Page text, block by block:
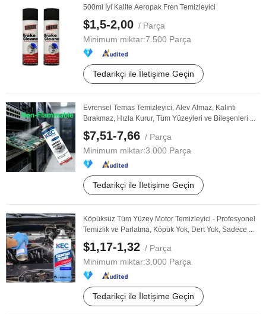
500ml İyi Kalite Aeropak Fren Temizleyici
$1,5-2,00 / Parça
Minimum miktar:7.500 Parça
Tedarikçi ile İletişime Geçin
Evrensel Temas Temizleyici, Alev Almaz, Kalıntı
Bırakmaz, Hızla Kurur, Tüm Yüzeyleri ve Bileşenleri ...
$7,51-7,66 / Parça
Minimum miktar:3.000 Parça
Tedarikçi ile İletişime Geçin
Köpüksüz Tüm Yüzey Motor Temizleyici - Profesyonel
Temizlik ve Parlatma, Köpük Yok, Dert Yok, Sadece ...
$1,17-1,32 / Parça
Minimum miktar:3.000 Parça
Tedarikçi ile İletişime Geçin